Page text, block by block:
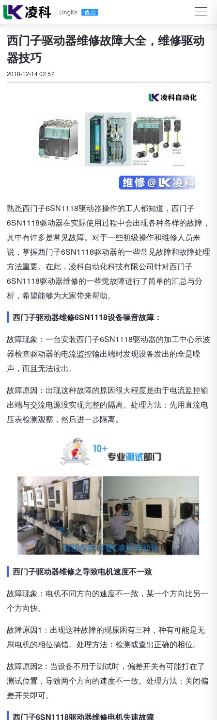
西门子驱动器维修故障大全，维修驱动
器技巧
2018-12-14 02:57
熟悉西门子6SN1118驱动器操作的工人都知道，西门子
6SN1118驱动器在实际使用过程中会出现各种各样的故障，
其中有许多是常见故障。对于一些初级操作和维修人员来
说，掌握西门子6SN1118驱动器的一些常见故障和故障处理
方法重要。在此，凌科自动化科技有限公司针对西门子
6SN1118驱动器维修的一些觉故障进行了简单的汇总与分
析，希望能够为大家带来帮助。
西门子驱动器维修6SN1118设备噪音故障：
故障现象：一台安装西门子6SN1118驱动器的加工中心示波
器检查驱动器的电流监控输出端时发现设备发出的全是噪
声，而且无法读出。
故障原因：出现这种故障的原因很大程度是由于电流监控输
出端与交流电源没实现完整的隔离。处理方法：先用直流电
压表检测观察，然后进一步隔离。
西门子驱动器维修之导致电机速度不一致
故障现象：电机不同方向的速度不一致，某一个方向比另一
个方向快。
故障原因1：出现这种故障的现原困有三种，种有可能是无
刷电机的相位搞错。处理方法：检测或查出正确的相位。
故障原因2：当设备不用于测试时，偏差开关有可能打在了
测试位置，导致两个方向的速度不一致。处理方法：关闭偏
差开关即可。
西门子6SN1118驱动器维修电机失速故障